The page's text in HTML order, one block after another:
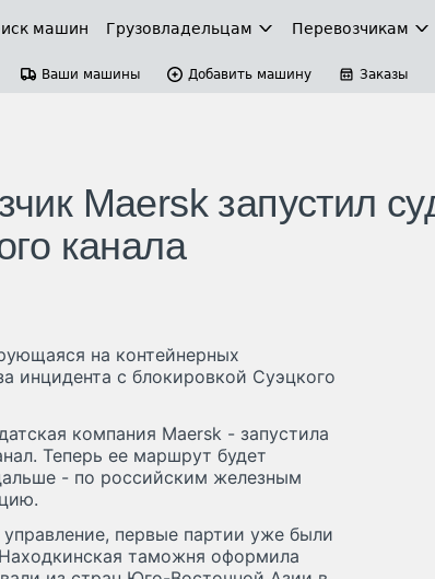
машин Грузовладельцам Перевозчикам
Ваши машины Добавить машину Заказы
Maersk запустил
канала
на контейнерных
инцидента с блокировкой Суэцкого
компания Maersk - запустила
Теперь ее маршрут будет
- по российским железным
первые партии уже были
таможня оформила